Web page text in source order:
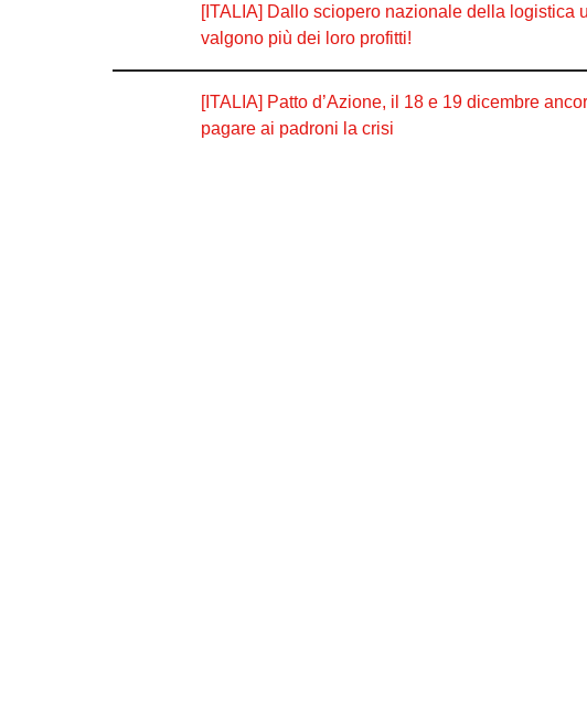
[ITALIA] Dallo sciopero nazionale della logistica
valgono più dei loro profitti!
[ITALIA] Patto d’Azione, il 18 e 19 dicembre
pagare ai padroni la crisi